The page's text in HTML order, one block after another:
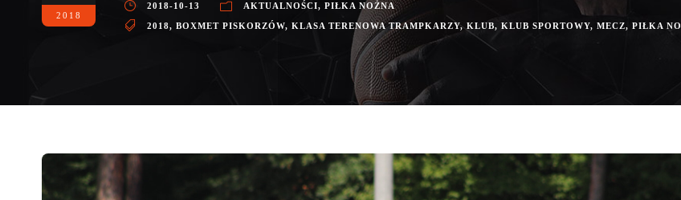
2018
2018-10-13 AKTUALNOŚCI, PIŁKA NOŻNA
2018, BOXMET PISKORZÓW, KLASA TERENOWA TRAMPKARZY, KLUB, KLUB SPORTOWY, MECZ, PIŁKA